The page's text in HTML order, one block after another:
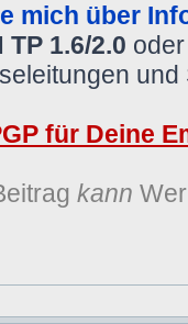
mich über
TP 1.6/2.0
für Deine
kann